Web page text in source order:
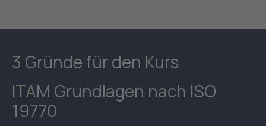
3 Gründe für den Kurs
ITAM Grundlagen nach ISO
19770